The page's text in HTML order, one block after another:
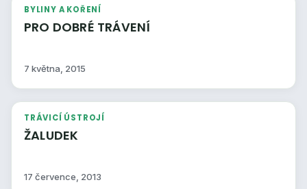
BYLINY A KOŘENÍ
PRO DOBRÉ TRÁVENÍ
7 května, 2015
TRÁVICÍ ÚSTROJÍ
ŽALUDEK
17 července, 2013